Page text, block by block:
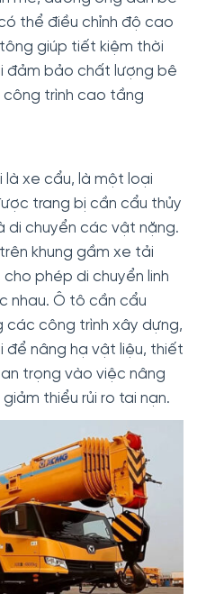
thể điều chỉnh độ cao
giúp tiết kiệm thời
đảm bảo chất lượng bê
trình cao tầng
xe cẩu, là một loại
trang bị cần cẩu thủy
di chuyển các vật nặng.
khung gầm xe tải
phép di chuyển linh
nhau. Ô tô cần cẩu
các công trình xây dựng,
để nâng hạ vật liệu, thiết
trọng vào việc nâng
thiểu rủi ro tai nạn.